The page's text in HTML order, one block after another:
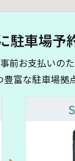
駐車場予
前お支払いの
富な駐車場拠